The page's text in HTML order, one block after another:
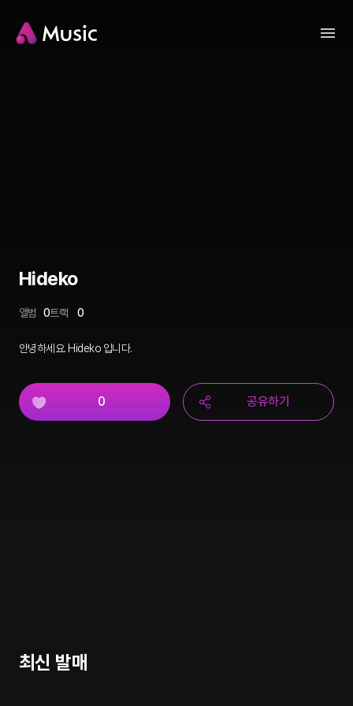
Hideko
앨범 0트랙 0
안녕하세요. Hideko 입니다.
0 공유하기
최신 발매